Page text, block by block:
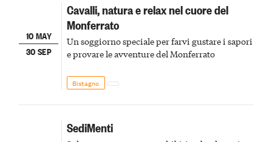
10 MAY
30 SEP
Cavalli, natura e relax nel cuore del
Monferrato
Un soggiorno speciale per farvi gustare i sapori
e provare le avventure del Monferrato
Bistagno
SediMenti